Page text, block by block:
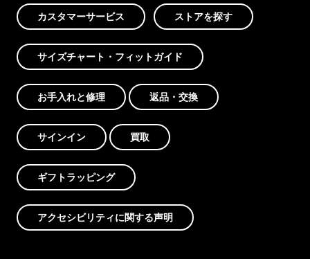
カスタマーサービス ストアを探す
サイズチャート・フィットガイド
お手入れと修理 返品・交換
サインイン 買取
ギフトラッピング
アクセシビリティに関する声明